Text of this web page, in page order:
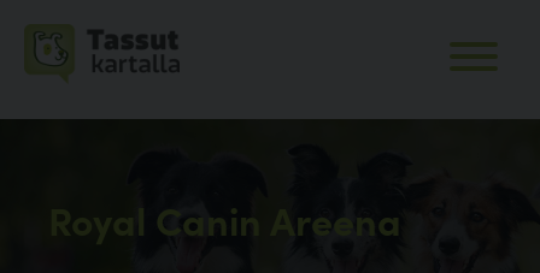
Royal Canin Areena